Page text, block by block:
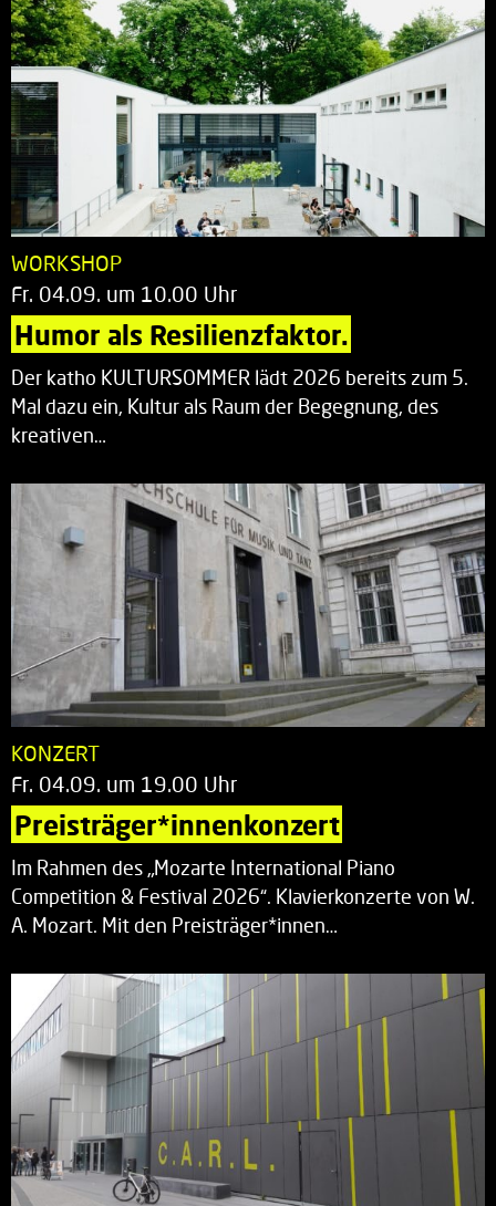
WORKSHOP
Fr. 04.09. um 10.00 Uhr
Humor als Resilienzfaktor.
Der katho KULTURSOMMER lädt 2026 bereits zum 5.
Mal dazu ein, Kultur als Raum der Begegnung, des
kreativen…
KONZERT
Fr. 04.09. um 19.00 Uhr
Preisträger*innenkonzert
Im Rahmen des „Mozarte International Piano
Competition & Festival 2026“. Klavierkonzerte von W.
A. Mozart. Mit den Preisträger*innen…